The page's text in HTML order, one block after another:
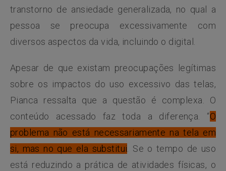
transtorno de ansiedade generalizada, no qual a
pessoa se preocupa excessivamente com
diversos aspectos da vida, incluindo o digital.
Apesar de que existam preocupações legítimas
sobre os impactos do uso excessivo das telas,
Pianca ressalta que a questão é complexa. O
conteúdo acessado faz toda a diferença. “O
problema não está necessariamente na tela em
si, mas no que ela substitui . Se o tempo de uso
está reduzindo a prática de atividades físicas, o